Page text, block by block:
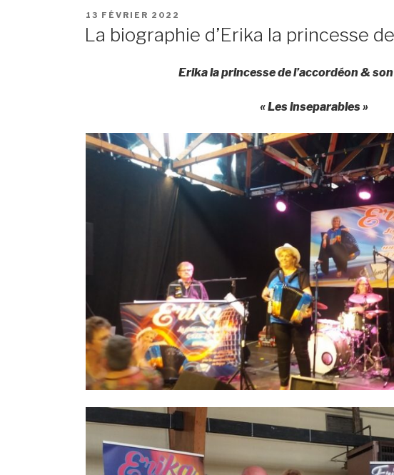
POSTED
13 FÉVRIER 2022
La biographie d’Erika la princesse
Erika la princesse de l’accordéon&
« Les inseparables »